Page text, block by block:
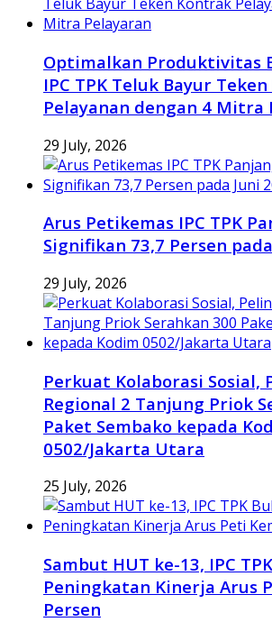
Optimalkan Produktivitas
IPC TPK Teluk Bayur
Pelayanan dengan 4 Mitra
29 July, 2026
Arus Petikemas IPC TPK
Signifikan 73,7 Persen
29 July, 2026
Perkuat Kolaborasi Sosial,
Regional 2 Tanjung Priok
Paket Sembako kepada
0502/Jakarta Utara
25 July, 2026
Sambut HUT ke-13, IPC
Peningkatan Kinerja Arus
Persen